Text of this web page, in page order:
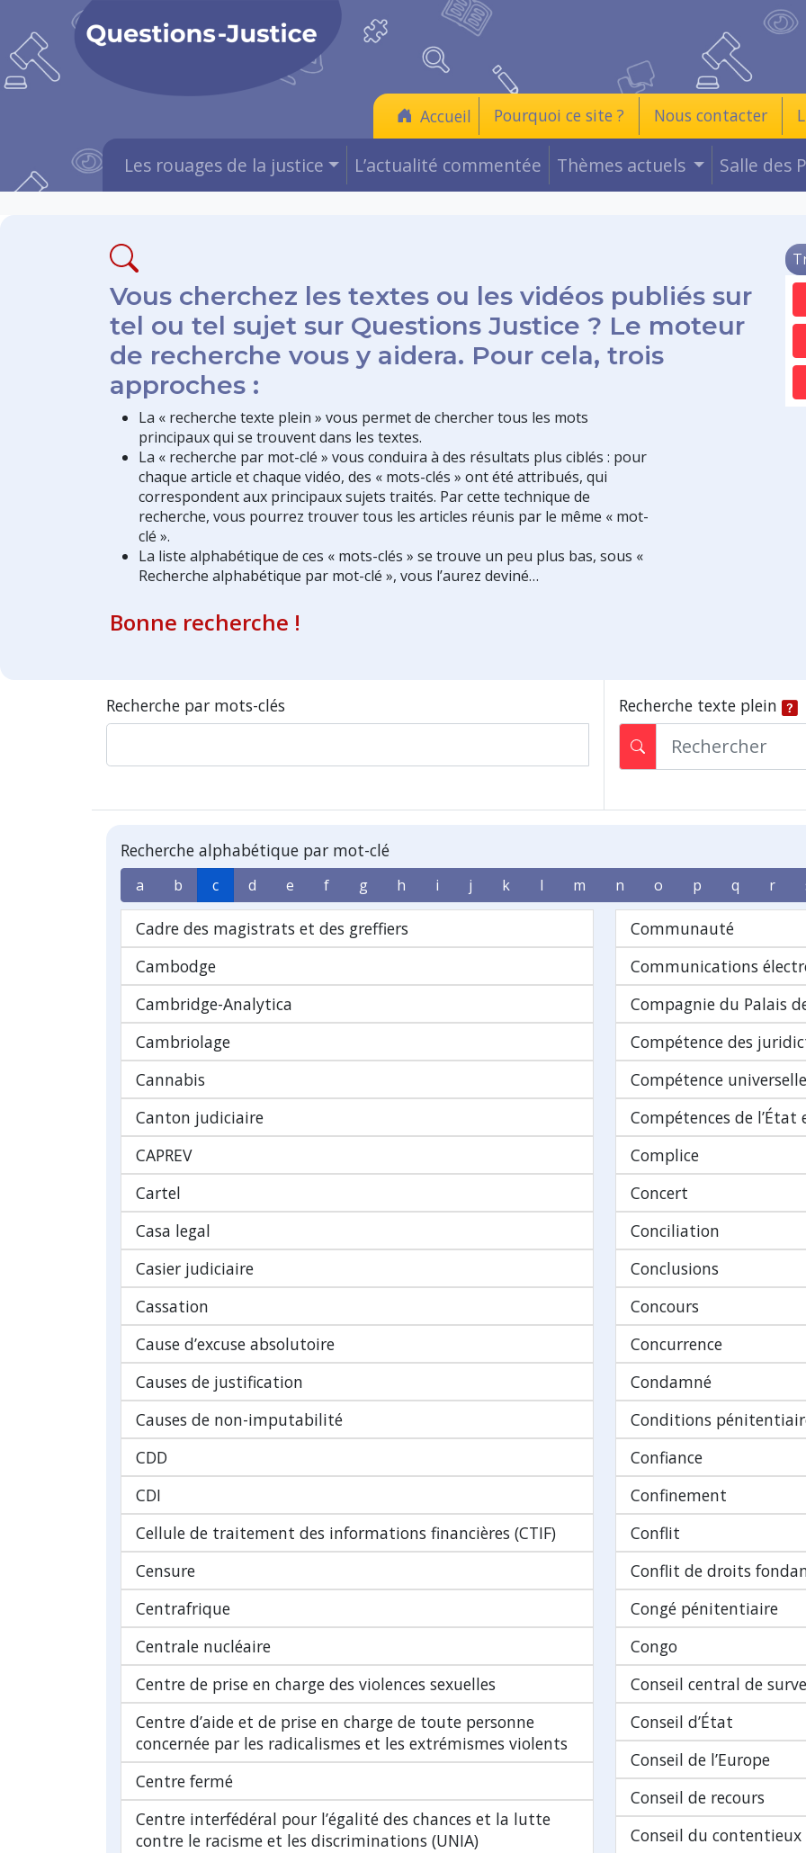
Accueil Pourquoi ce site ? Nous contacter
Les rouages de la justice L’actualité commentée Thèmes actuels Salle des
Vous cherchez les textes ou les vidéos publiés sur
tel ou tel sujet sur Questions Justice ? Le moteur
de recherche vous y aidera. Pour cela, trois
approches :
La « recherche texte plein » vous permet de chercher tous les mots
principaux qui se trouvent dans les textes.
La « recherche par mot-clé » vous conduira à des résultats plus ciblés : pour
chaque article et chaque vidéo, des « mots-clés » ont été attribués, qui
correspondent aux principaux sujets traités. Par cette technique de
recherche, vous pourrez trouver tous les articles réunis par le même « mot-
clé ».
La liste alphabétique de ces « mots-clés » se trouve un peu plus bas, sous «
Recherche alphabétique par mot-clé », vous l’aurez deviné…
Bonne recherche !
Recherche par mots-clés Recherche texte plein
Recherche alphabétique par mot-clé
a b c d e f g h i j k l m n o p q r
Cadre des magistrats et des greffiers
Cambodge
Cambridge-Analytica
Cambriolage
Cannabis
Canton judiciaire
CAPREV
Cartel
Casa legal
Casier judiciaire
Cassation
Cause d’excuse absolutoire
Causes de justification
Causes de non-imputabilité
CDD
CDI
Cellule de traitement des informations financières (CTIF)
Censure
Centrafrique
Centrale nucléaire
Centre de prise en charge des violences sexuelles
Centre d’aide et de prise en charge de toute personne
concernée par les radicalismes et les extrémismes violents
Centre fermé
Centre interfédéral pour l’égalité des chances et la lutte
contre le racisme et les discriminations (UNIA)
Communauté
Communications
Compagnie du Palais
Compétence des
Compétence universelle
Compétences de
Complice
Concert
Conciliation
Conclusions
Concours
Concurrence
Condamné
Conditions
Confiance
Confinement
Conflit
Conflit de droits
Congé pénitentiaire
Congo
Conseil central de
Conseil d’État
Conseil de l’Europe
Conseil de recours
Conseil du contentieux